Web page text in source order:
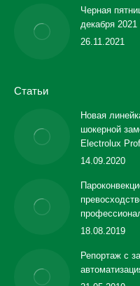
Черная
декабря 2021
26.11.2021
Статьи
Новая
шокерной
Electrolux
14.09.2020
18.08.2019
Репортаж с